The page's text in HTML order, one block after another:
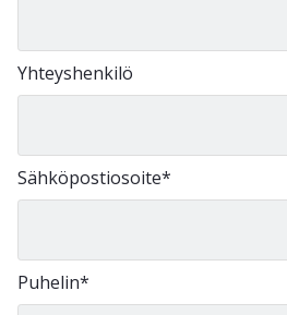
Yhteyshenkilö
Sähköpostiosoite*
Puhelin*